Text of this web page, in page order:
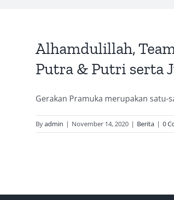
Alhamdulillah,
Putra & Putri serta
Gerakan Pramuka merupakan satu-
Byadmin | November 14, 2020 | Berita | 0